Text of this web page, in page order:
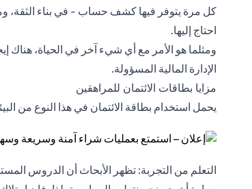
كل مرة يتوفر فيها كشف حساب - في بناء الثقة،
احتاج إليها.
ومثلما هو الأمر مع أي شيء آخر في الحياة، هناك
الإدارة المالية المسؤولة.
مزايا بطاقات الائتمان للمراهقين
يحمل استخدام بطاقة الائتمان في هذا النوع من
التعلم من التجربة: تظهر الأبحاث أن الدروس